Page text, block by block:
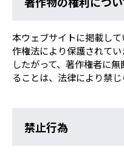
本ウェブサイトに掲載し
作権法により保護されてい
したがって、著作権者に
ることは、法律により禁じ
禁止行為